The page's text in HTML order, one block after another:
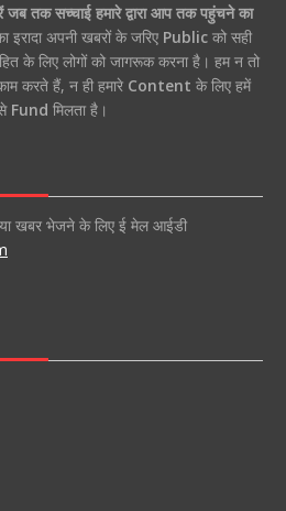
तक सच्चाई हमारे द्वारा आप तक पहुंचने का
इरादा अपनी खबरों के जरिए Publicको सही
के लिए लोगों को जागरूक करना है। हम न तो
करते हैं, न ही हमारे Content के लिए हमें
Fund मिलता है।
खबर भेजने के लिए ई मेल आईडी